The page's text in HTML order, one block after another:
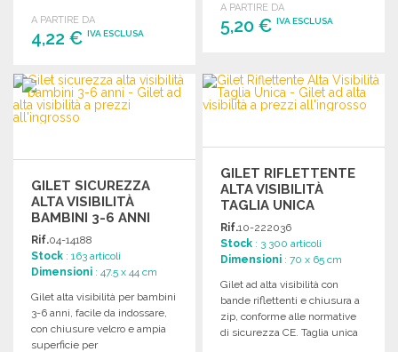
A PARTIRE DA
4,22 € IVA ESCLUSA
ORDINARE
Richiedi un preventivo
vari colori.
A PARTIRE DA
5,20 €IVA ESCLUSA
Richiedi un preventivo
GILET SICUREZZA
ALTA VISIBILITÀ
BAMBINI 3-6 ANNI
Rif.04-14188
Stock : 163 articoli
Dimensioni : 47.5 x 44 cm
Gilet alta visibilità per bambini
3-6 anni, facile da indossare,
con chiusure velcro e ampia
superficie per
GILET RIFLETTENTE
ALTA VISIBILITÀ
TAGLIA UNICA
Rif.10-222036
Stock : 3 300 articoli
Dimensioni : 70 x 65 cm
Gilet ad alta visibilità con
bande riflettenti e chiusura a
zip, conforme alle normative
di sicurezza CE. Taglia unica